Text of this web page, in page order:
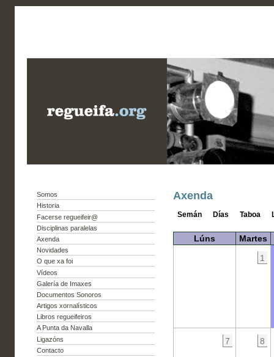
Somos
Historia
Facerse regueifeir@
Disciplinas paralelas
Axenda
Novidades
O que xa foi
Vídeos
Galería de Imaxes
Documentos Sonoros
Artigos xornalísticos
Libros regueifeiros
A Punta da Navalla
Ligazóns
Contacto
Axenda
Semán Días Taboa
Lúns
Martes
1
7 8